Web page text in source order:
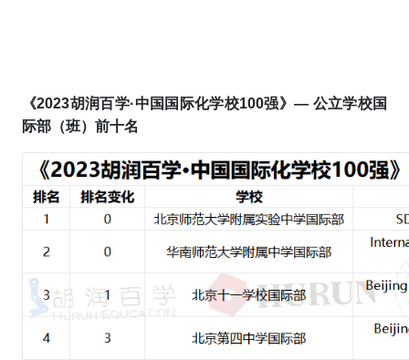
《2023胡润百学·中国国际化学校100强》— 公立学校国
际部（班）前十名